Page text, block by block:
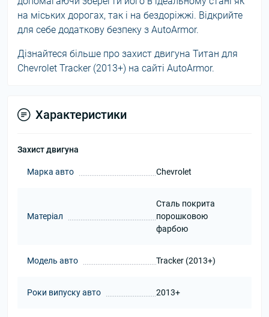
на міських дорогах, так і на бездоріжжі. Відкрийте
для себе додаткову безпеку з AutoArmor.
Дізнайтеся більше про захист двигуна Титан для
Chevrolet Tracker (2013+) на сайті AutoArmor.
Характеристики
Захист двигуна
Марка авто Chevrolet
Матеріал
Сталь покрита
порошковою
фарбою
Модель авто Tracker (2013+)
Роки випуску авто 2013+